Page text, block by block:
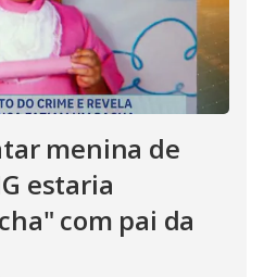
menina de
estaria
com pai da